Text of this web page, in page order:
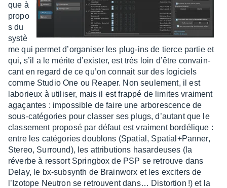
que à
propo
s du
systè
me qui permet d’or­ga­ni­ser les plug-ins de tierce partie et
qui, s’il a le mérite d’exis­ter, est très loin d’être convain­
cant en regard de ce qu’on connait sur des logi­ciels
comme Studio One ou Reaper. Non seule­ment, il est
labo­rieux à utili­ser, mais il est frappé de limites vrai­ment
agaçantes : impos­sible de faire une arbo­res­cence de
sous-caté­go­ries pour clas­ser ses plugs, d’au­tant que le
clas­se­ment proposé par défaut est vrai­ment bordé­lique :
entre les caté­go­ries doublons (Spatial, Spatial+­Pan­ner,
Stereo, Surround), les attri­bu­tions hasar­deuses (la
réverbe à ressort Spring­box de PSP se retrouve dans
Delay, le bx-subsynth de Brain­worx et les exci­ters de
l’Izo­tope Neutron se retrouvent dans… Distor­tion !) et la